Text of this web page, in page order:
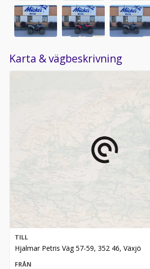
Karta & vägbeskrivning
TILL
Hjalmar Petris Väg 57-59, 352 46, Växjö
FRÅN